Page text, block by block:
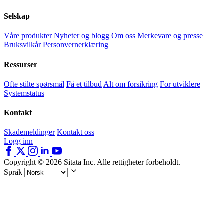
Selskap
Våre produkter Nyheter og blogg Om oss Merkevare og presse
Bruksvilkår Personvernerklæring
Ressurser
Ofte stilte spørsmål Få et tilbud Alt om forsikring For utviklere
Systemstatus
Kontakt
Skademeldinger Kontakt oss
Logg inn
Copyright © 2026 Sitata Inc. Alle rettigheter forbeholdt.
Språk